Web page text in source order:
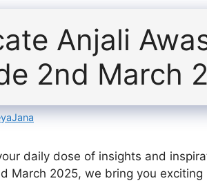
Anjali
2nd March
daily dose of insights and
March 2025, we bring you